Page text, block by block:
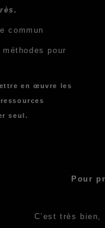
commun
pour
en œuvre les
seul.
Pour
C’est très